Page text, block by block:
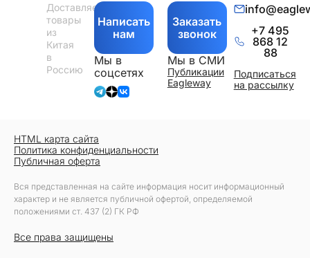
Доставляем
товары
из
Китая
в
Россию
Написать
нам
Мы в
соцсетях
Заказать
звонок
Мы в СМИ
Публикации
Eagleway
+7 495
868 12
88
Подписаться
на рассылку
HTML карта сайта
Политика конфиденциальности
Публичная оферта
Вся представленная на сайте информация носит информационный
характер и не является публичной офертой, определяемой
положениями ст. 437 (2) ГК РФ
Все права защищены